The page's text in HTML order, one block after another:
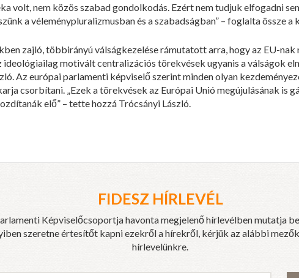
volt, nem közös szabad gondolkodás. Ezért nem tudjuk elfogadni
a véleménypluralizmusban és a szabadságban” – foglalta össze a
zajló, többirányú válságkezelése rámutatott arra, hogy az EU-nak
motivált centralizációs törekvések ugyanis a válságok
Az európai parlamenti képviselő szerint minden olyan
csorbítani. „Ezek a törekvések az Európai Unió megújulásának is
elő” – tette hozzá Trócsányi László.
FIDESZ HÍRLEVÉL
Képviselőcsoportja havonta megjelenő hírlevélben mutatja
szeretne értesítőt kapni ezekről a hírekről, kérjük az alábbi
hírlevelünkre.